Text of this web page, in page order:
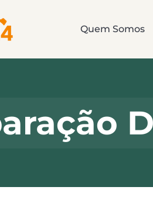
Quem Somos